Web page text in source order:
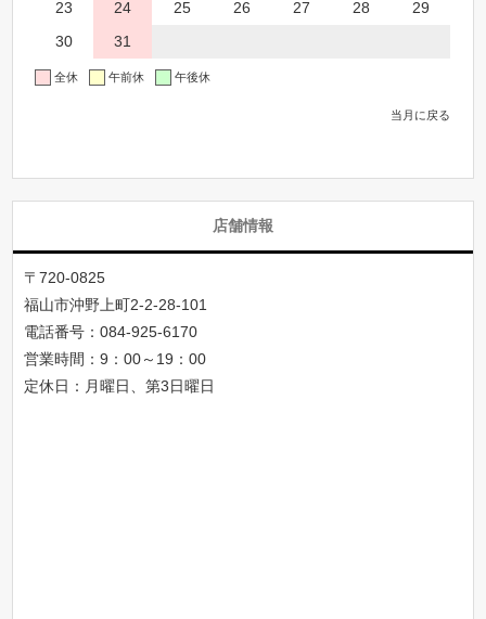
23 24 25 26 27 28
29
30
31
全休 午前休 午後休
当月に戻る
店舗情報
〒720-0825
福山市沖野上町2-2-28-101
電話番号：084-925-6170
営業時間：9：00～19：00
定休日：月曜日、第3日曜日